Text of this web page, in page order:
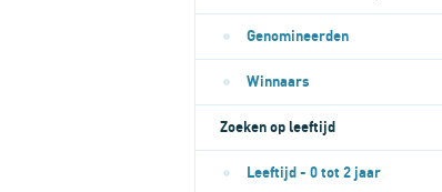
Genomineerden
Winnaars
Zoeken op leeftijd
Leeftijd - 0 tot 2 jaar